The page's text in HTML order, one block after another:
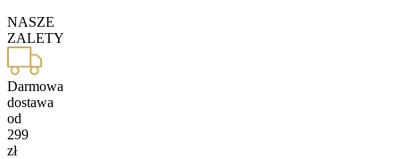
NASZE
ZALETY
Darmowa
dostawa
od
299
zł